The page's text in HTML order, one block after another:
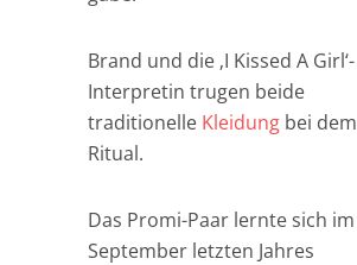
Brand und die ‚I Kissed A Girl‘-
Interpretin trugen beide
traditionelle Kleidung bei dem
Ritual.
Das Promi-Paar lernte sich im
September letzten Jahres